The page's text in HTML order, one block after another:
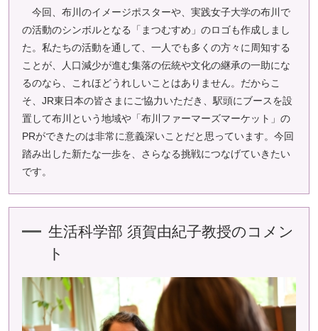
今回、布川のイメージポスターや、実践女子大学の布川で
の活動のシンボルとなる「まつむすめ」のロゴも作成しまし
た。私たちの活動を通して、一人でも多くの方々に周知する
ことが、人口減少が進む集落の伝統や文化の継承の一助にな
るのなら、これほどうれしいことはありません。だからこ
そ、JR東日本の皆さまにご協力いただき、駅頭にブースを設
置して布川という地域や「布川ファーマーズマーケット」の
PRができたのは非常に意義深いことだと思っています。今回
踏み出した新たな一歩を、さらなる挑戦につなげていきたい
です。
生活科学部 須賀由紀子教授のコメン
ト